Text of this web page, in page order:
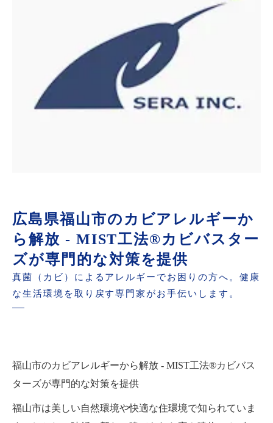
広島県福山市のカビアレルギーか
ら解放 - MIST工法®カビバスター
ズが専門的な対策を提供
真菌（カビ）によるアレルギーでお困りの方へ。健康
な生活環境を取り戻す専門家がお手伝いします。
福山市のカビアレルギーから解放 - MIST工法®カビバス
ターズが専門的な対策を提供
福山市は美しい自然環境や快適な住環境で知られていま